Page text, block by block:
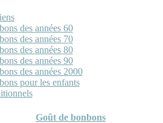
des années 60
des années 70
des années 80
des années 90
des années 2000
pour les enfants
Goût de bonbons